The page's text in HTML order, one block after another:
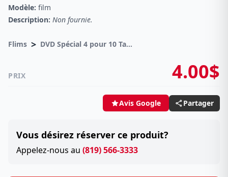
Modèle: film
Description: Non fournie.
Flims > DVD Spécial 4 pour 10 Taxes incluses sur -4.00$
PRIX 4.00$
Avis Google Partager
Vous désirez réserver ce produit?
Appelez-nous au (819) 566-3333